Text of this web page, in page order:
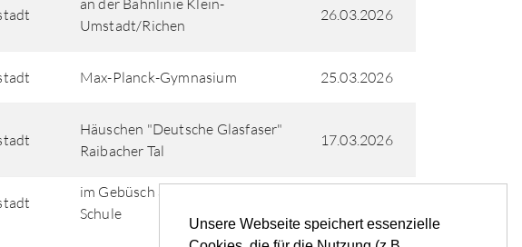
Unsere Webseite speichert essenzielle
an der Bahnlinie Klein-
Umstadt/Richen
26.03.2026
Max-Planck-Gymnasium 25.03.2026
Häuschen "Deutsche Glasfaser"
Raibacher Tal
17.03.2026
im Gebüsch an der Ernst-Reuter-
Schule